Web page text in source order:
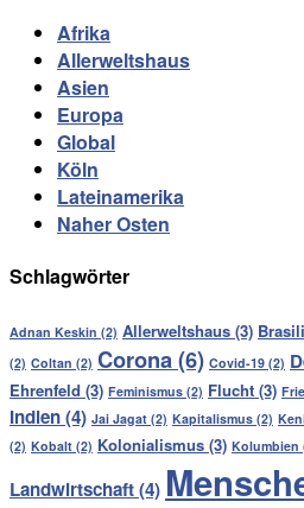
Afrika
Allerweltshaus
Asien
Europa
Global
Köln
Lateinamerika
Naher Osten
Schlagwörter
Adnan Keskin (2) Allerweltshaus (3)
(2) Coltan (2) Corona(6) Covid-19 (2)
Ehrenfeld (3) Feminismus (2) Flucht (3)
Indien(4) Jai Jagat (2) Kapitalismus (2)
(2) Kobalt (2) Kolonialismus (3) Kolumbien
Landwirtschaft(4)